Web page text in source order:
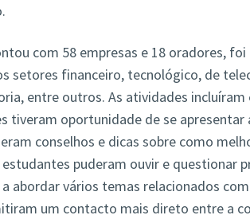
com 58 empresas e 18 oradores,
setores financeiro, tecnológico, de
entre outros. As atividades
tiveram oportunidade de se apresentar
conselhos e dicas sobre como
puderam ouvir e questionar
abordar vários temas relacionados
um contacto mais direto entre a